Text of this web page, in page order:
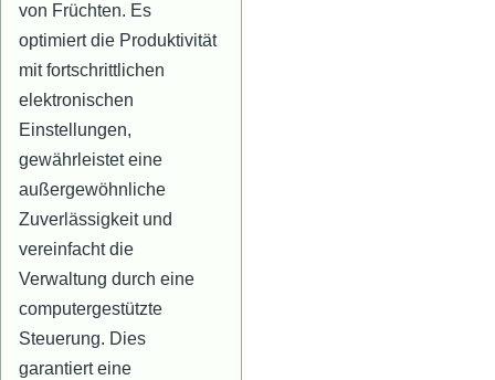
von Früchten. Es
optimiert die Produktivität
mit fortschrittlichen
elektronischen
Einstellungen,
gewährleistet eine
außergewöhnliche
Zuverlässigkeit und
vereinfacht die
Verwaltung durch eine
computergestützte
Steuerung. Dies
garantiert eine